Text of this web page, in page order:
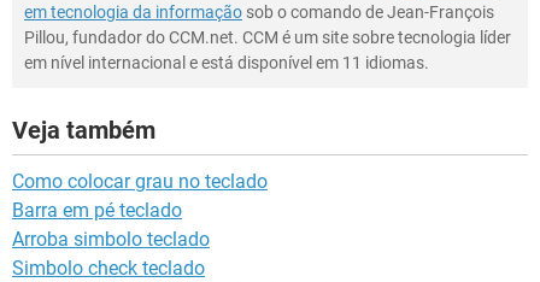
em tecnologia da informação sob o comando de Jean-François
Pillou, fundador do CCM.net. CCM é um site sobre tecnologia líder
em nível internacional e está disponível em 11 idiomas.
Veja também
Como colocar grau no teclado
Barra em pé teclado
Arroba simbolo teclado
Simbolo check teclado